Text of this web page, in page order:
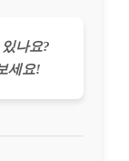
나요?
세요!